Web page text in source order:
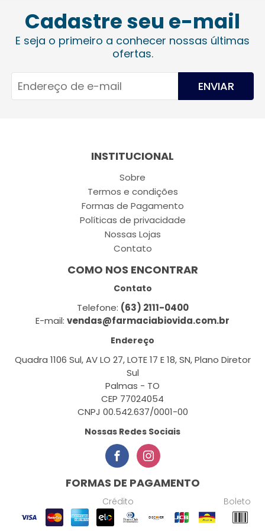
Cadastre seu e-mail
E seja o primeiro a conhecer nossas últimas
ofertas.
ENVIAR
INSTITUCIONAL
Sobre
Termos e condições
Formas de Pagamento
Políticas de privacidade
Nossas Lojas
Contato
COMO NOS ENCONTRAR
Contato
Telefone: (63) 2111-0400
E-mail: vendas@farmaciabiovida.com.br
Endereço
Quadra 1106 Sul, AV LO 27, LOTE 17 E 18, SN, Plano Diretor
Sul
Palmas - TO
CEP 77024054
CNPJ 00.542.637/0001-00
Nossas Redes Sociais
FORMAS DE PAGAMENTO
Crédito Boleto